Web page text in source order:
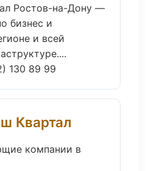
Ростов-на-Дону —
бизнес и
и всей
130 89 99
Квартал
компании в